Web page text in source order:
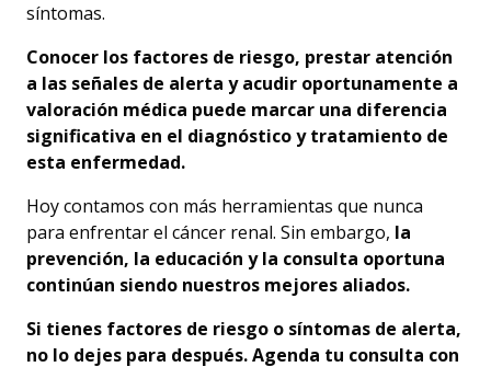
síntomas.
Conocer los factores de riesgo, prestar atención
a las señales de alerta y acudir oportunamente a
valoración médica puede marcar una diferencia
significativa en el diagnóstico y tratamiento de
esta enfermedad.
Hoy contamos con más herramientas que nunca
para enfrentar el cáncer renal. Sin embargo, la
prevención, la educación y la consulta oportuna
continúan siendo nuestros mejores aliados.
Si tienes factores de riesgo o síntomas de alerta,
no lo dejes para después. Agenda tu consulta con